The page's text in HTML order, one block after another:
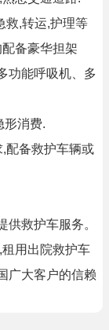
救,转运,护理等
备豪华担架
功能呼吸机、多
形消费.
配备救护车辆或
救护车服务。
用出院救护车
广大客户的信赖